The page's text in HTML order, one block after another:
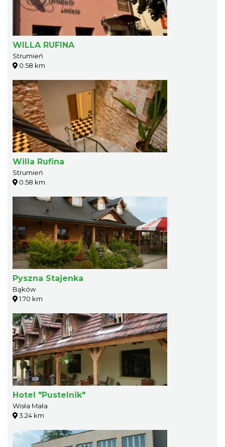
WILLA RUFINA
Strumień
0.58 km
Willa Rufina
Strumień
0.58 km
Pyszna Stajenka
Bąków
1.70 km
Hotel "Pustelnik"
Wisła Mała
3.24 km